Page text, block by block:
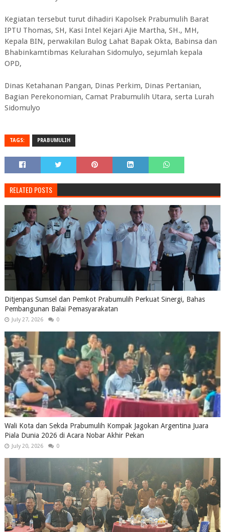
Kegiatan tersebut turut dihadiri Kapolsek Prabumulih Barat
IPTU Thomas, SH, Kasi Intel Kejari Ajie Martha, SH., MH,
Kepala BIN, perwakilan Bulog Lahat Bapak Okta, Babinsa dan
Bhabinkamtibmas Kelurahan Sidomulyo, sejumlah kepala
OPD,
Dinas Ketahanan Pangan, Dinas Perkim, Dinas Pertanian,
Bagian Perekonomian, Camat Prabumulih Utara, serta Lurah
Sidomulyo
TAGS: PRABUMULIH
RELATED POSTS
Ditjenpas Sumsel dan Pemkot Prabumulih Perkuat Sinergi, Bahas
Pembangunan Balai Pemasyarakatan
July 27, 2026 0
Wali Kota dan Sekda Prabumulih Kompak Jagokan Argentina Juara
Piala Dunia 2026 di Acara Nobar Akhir Pekan
July 20, 2026 0